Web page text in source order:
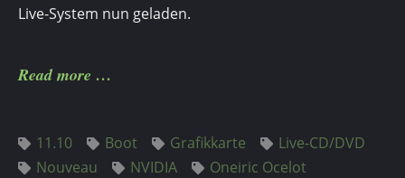
Live-System nun geladen.
Read more
11.10 Boot Grafikkarte
Live-CD/DVD
Nouveau
NVIDIA
Oneiric Ocelot